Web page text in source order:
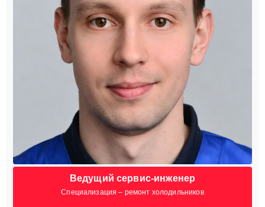
Ведущий сервис-инженер
Специализация – ремонт холодильников